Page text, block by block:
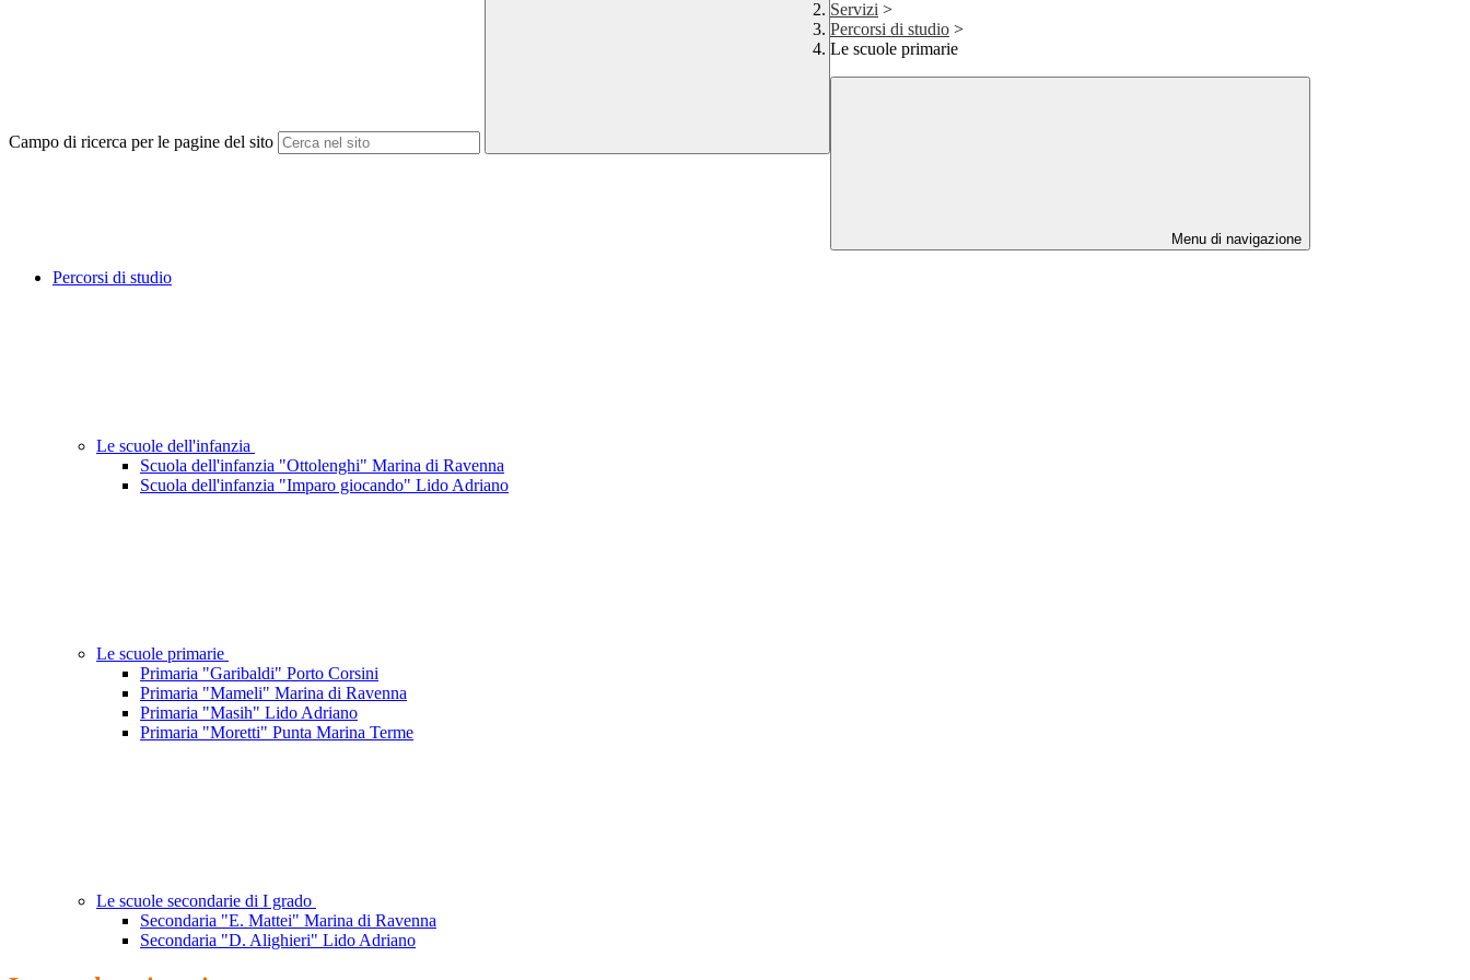
Campo di ricerca per le pagine del sito
Servizi >
Percorsi di studio >
Le scuole primarie
Menu di navigazione
Percorsi di studio
Le scuole dell'infanzia
Scuola dell'infanzia "Ottolenghi" Marina di Ravenna
Scuola dell'infanzia "Imparo giocando" Lido Adriano
Le scuole primarie
Primaria "Garibaldi" Porto Corsini
Primaria "Mameli" Marina di Ravenna
Primaria "Masih" Lido Adriano
Primaria "Moretti" Punta Marina Terme
Le scuole secondarie di I grado
Secondaria "E. Mattei" Marina di Ravenna
Secondaria "D. Alighieri" Lido Adriano